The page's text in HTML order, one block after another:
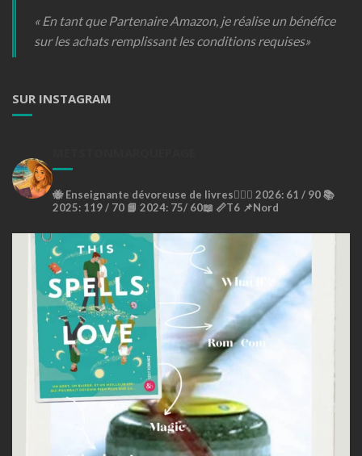
« En tant que Partenaire Amazon, je réalise un bénéfice
sur les achats remplissant les conditions requises»
SUR INSTAGRAM
🐝Enseignante dévoreuse de livres🙇🏼‍♀️ 2026: 61 / 90 📚
2025: 119 / 70 📘 2024: 75/ 60📖 📏T6 📌Nord